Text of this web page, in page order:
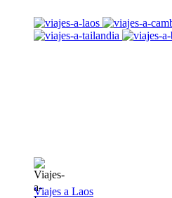
Viajes a Laos